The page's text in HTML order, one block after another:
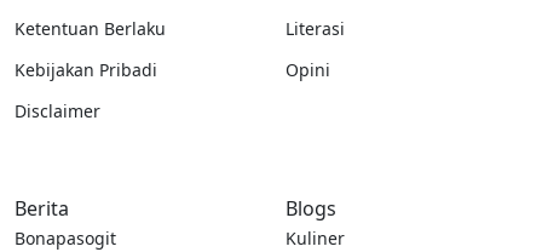
Ketentuan Berlaku
Kebijakan Pribadi
Disclaimer
Literasi
Opini
Berita
Bonapasogit
Blogs
Kuliner